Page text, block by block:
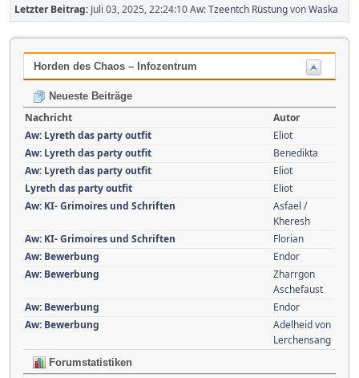
Letzter Beitrag: Juli 03, 2025, 22:24:10Aw: Tzeentch RüstungvonWaska
Horden des Chaos – Infozentrum
Neueste Beiträge
Nachricht
Autor
Aw: Lyreth das party outfit
Eliot
Aw: Lyreth das party outfit
Benedikta
Aw: Lyreth das party outfit
Eliot
Lyreth das party outfit
Eliot
Aw: KI- Grimoires und Schriften
Asfael /
Kheresh
Aw: KI- Grimoires und Schriften
Florian
Aw: Bewerbung
Endor
Aw: Bewerbung
Zharrgon
Aschefaust
Aw: Bewerbung
Endor
Aw: Bewerbung
Adelheid von
Lerchensang
Forumstatistiken